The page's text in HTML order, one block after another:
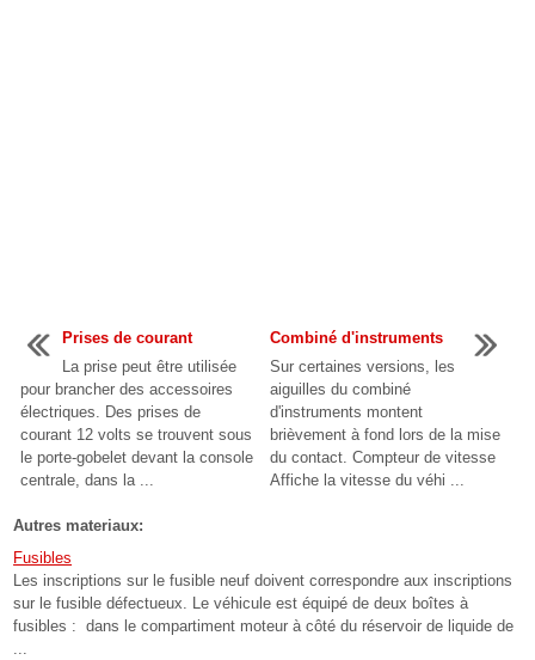
Prises de courant
La prise peut être utilisée
pour brancher des accessoires
électriques. Des prises de
courant 12 volts se trouvent sous
le porte-gobelet devant la console
centrale, dans la ...
Combiné d'instruments
Sur certaines versions, les
aiguilles du combiné
d'instruments montent
brièvement à fond lors de la mise
du contact. Compteur de vitesse
Affiche la vitesse du véhi ...
Autres materiaux:
Fusibles
Les inscriptions sur le fusible neuf doivent correspondre aux inscriptions
sur le fusible défectueux. Le véhicule est équipé de deux boîtes à
fusibles : dans le compartiment moteur à côté du réservoir de liquide de
...